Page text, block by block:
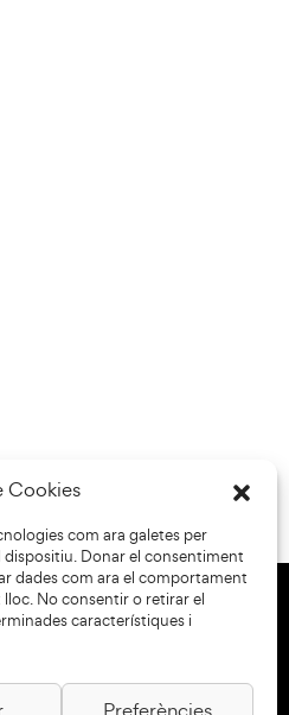
Cookies
com ara galetes per
Donar el consentiment
dades com ara el comportament
No consentir o retirar el
característiques i
Preferències